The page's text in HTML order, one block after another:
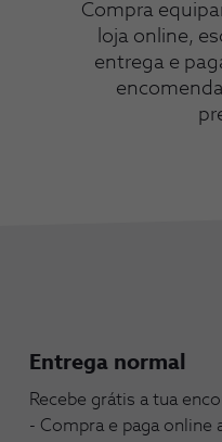
Compra
loja online,
entrega e
Entrega normal
Recebe grátis a tua
- Compra e paga online